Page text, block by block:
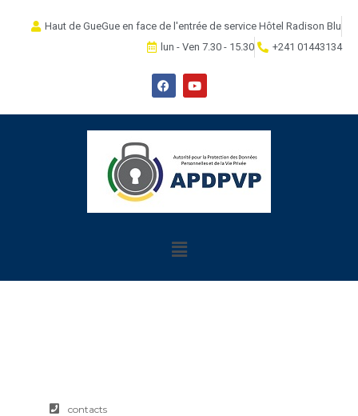
Haut de GueGue en face de l'entrée de service Hôtel Radison Blu
lun - Ven 7.30 - 15.30
+241 01443134
contacts